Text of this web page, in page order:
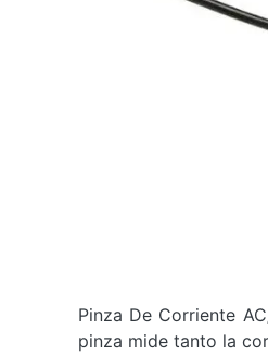
Pinza De Corriente
pinza mide tanto la